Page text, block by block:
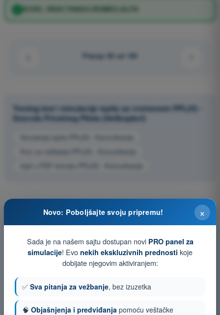
ECHO, XRAY,TANGO,ROMEO,ALFA
Pitanje 50 od 150
Trening test i simulacije ispita sa vremenom PPL(H) -
Dozvola Privatnog Pilota (Helikopteri)
Simulacija ispita PPL(H) - Komunikacije
Kviz za vežbanje PPL(H) - Komunikacije
×
Novo: Poboljšajte svoju pripremu!
Sada je na našem sajtu dostupan novi PRO panel za
simulacije! Evo nekih ekskluzivnih prednosti koje
dobijate njegovim aktiviranjem:
✅ Sva pitanja za vežbanje, bez izuzetka
🧠 Objašnjenja i predviđanja pomoću veštačke